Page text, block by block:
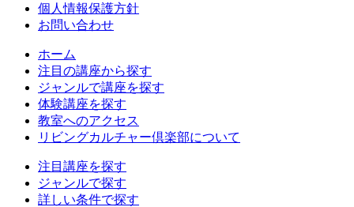
個人情報保護方針
お問い合わせ
ホーム
注目の講座から探す
ジャンルで講座を探す
体験講座を探す
教室へのアクセス
リビングカルチャー倶楽部について
注目講座を探す
ジャンルで探す
詳しい条件で探す